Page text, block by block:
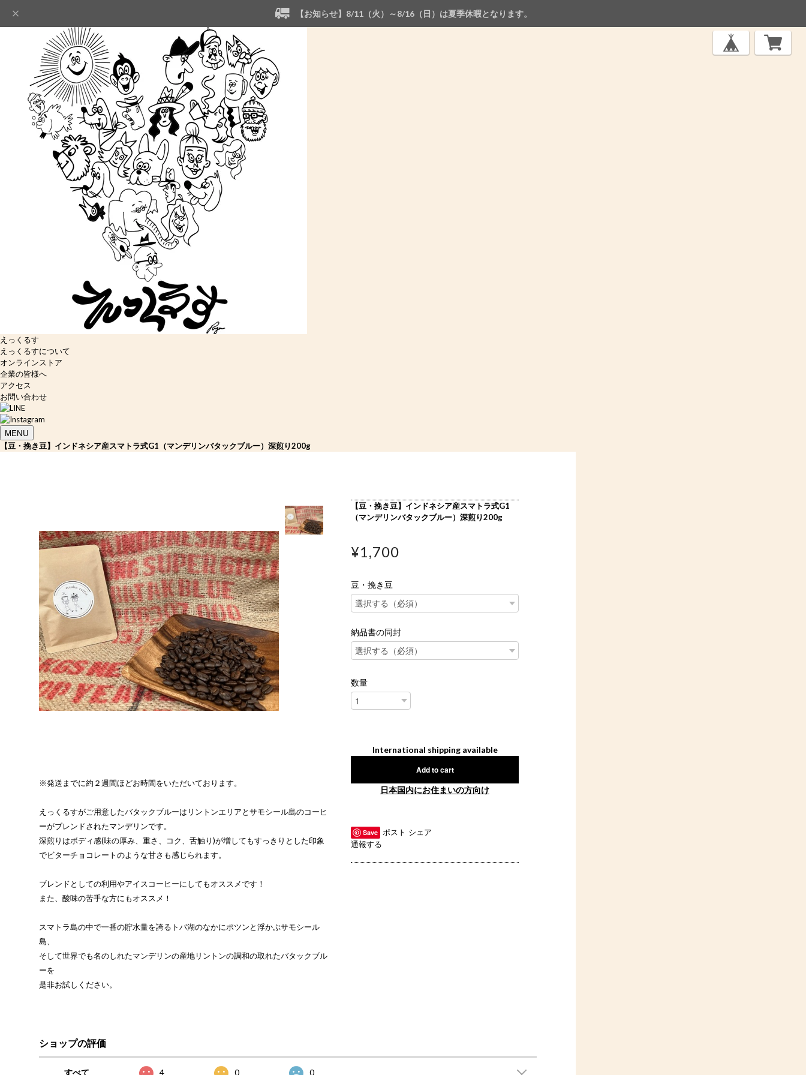
【お知らせ】8/11（火）～8/16（日）は夏季休暇となります。
えっくるす
えっくるすについて
オンラインストア
企業の皆様へ
アクセス
お問い合わせ
MENU
【豆・挽き豆】インドネシア産スマトラ式G1（マンデリンバタックブルー）深煎り200g
※発送までに約２週間ほどお時間をいただいております。
えっくるすがご用意したバタックブルーはリントンエリアとサモシール島のコーヒ
ーがブレンドされたマンデリンです。
深煎りはボディ感(味の厚み、重さ、コク、舌触り)が増してもすっきりとした印象
でビターチョコレートのような甘さも感じられます。
ブレンドとしての利用やアイスコーヒーにしてもオススメです！
また、酸味の苦手な方にもオススメ！
スマトラ島の中で一番の貯水量を誇るトバ湖のなかにポツンと浮かぶサモシール
島、
そして世界でも名のしれたマンデリンの産地リントンの調和の取れたバタックブル
ーを
是非お試しください。
【豆・挽き豆】インドネシア産スマトラ式G1
（マンデリンバタックブルー）深煎り200g
¥1,700
豆・挽き豆
納品書の同封
数量
International shipping available
Add to cart
日本国内にお住まいの方向け
Save ポスト シェア
通報する
ショップの評価
すべて 4 0 0